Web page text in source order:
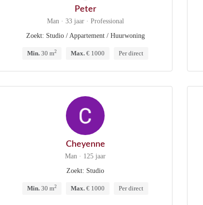
Peter
Man · 33 jaar · Professional
Zoekt: Studio / Appartement / Huurwoning
Min. 30 m2 Max. € 1000 Per direct
Cheyenne
Man · 125 jaar
Zoekt: Studio
Min. 30 m2 Max. € 1000 Per direct